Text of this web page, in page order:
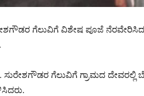
ಗೆಲುವಿಗೆ ವಿಶೇಷ ಪೂಜೆ
ಗೆಲುವಿಗೆ ಗ್ರಾಮದ ದೇವರಲ್ಲಿ